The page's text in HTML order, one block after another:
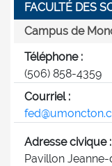
FACULTÉ DES
Campus de
Téléphone :
(506) 858-4359
Courriel :
Adresse civique :
Pavillon